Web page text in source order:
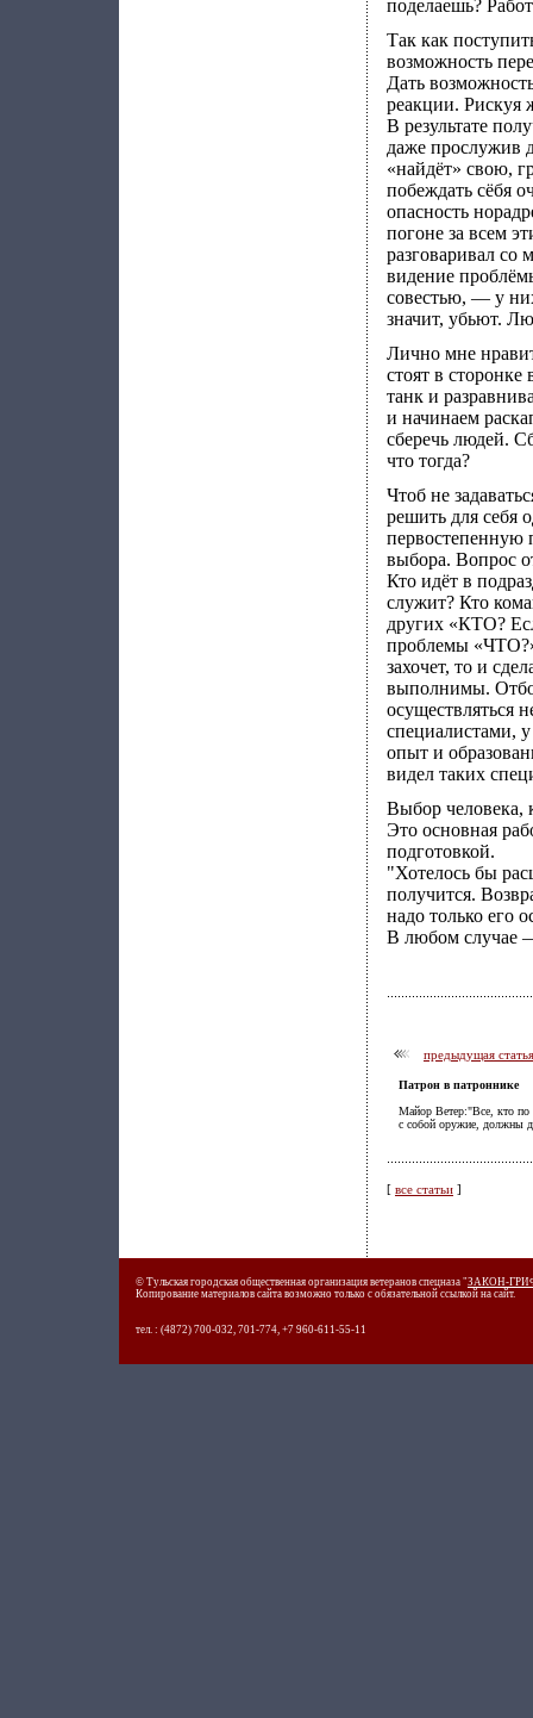
поделаешь?
Так как
возможность
Дать
реакции. Рискуя
В результате
даже прослужив
«найдёт» свою,
побеждать сёбя
опасность
погоне за всем
разговаривал со
видение
совестью, — у
значит, убьют.
Лично мне
стоят в
танк и
и начинаем
сберечь людей.
что тогда?
Чтоб не
решить для себя
выбора. Вопрос
Кто идёт в
служит? Кто
других «КТО?
проблемы
захочет, то и
выполнимы.
осуществляться
специалистами,
опыт и
видел таких
Выбор человека,
Это основная
подготовкой.
"Хотелось бы
получится.
надо только его
В любом случае
предыдущая статья
Патрон в патроннике
Майор Ветер:"Все, кто по
с собой оружие, должны
[ все статьи ]
© Тульская городская общественная организация ветеранов спецназа "ЗАКОН-
Копирование материалов сайта возможно только с обязательной ссылкой на сайт.
тел. : (4872) 700-032, 701-774, +7 960-611-55-11